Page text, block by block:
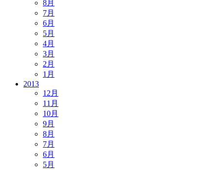
8月
7月
6月
5月
4月
3月
2月
1月
2013
12月
11月
10月
9月
8月
7月
6月
5月